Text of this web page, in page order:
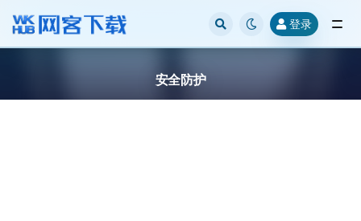
登录
安全防护
全部